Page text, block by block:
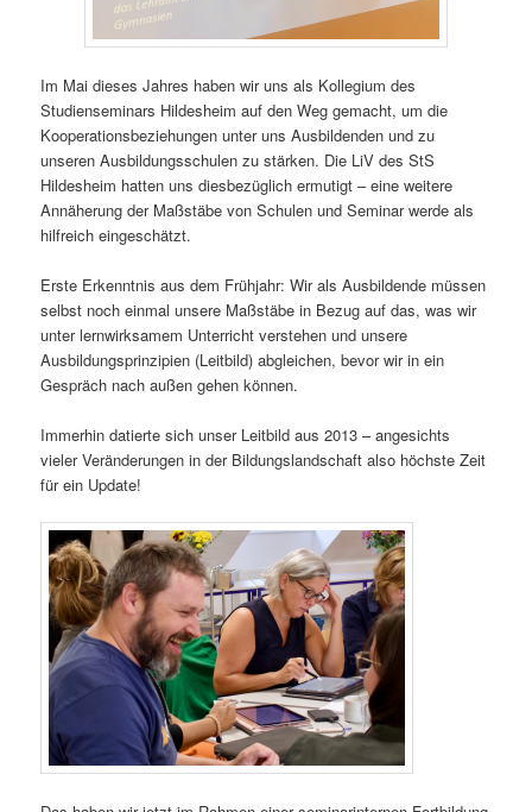
Im Mai dieses Jahres haben wir uns als Kollegium des
Studienseminars Hildesheim auf den Weg gemacht, um die
Kooperationsbeziehungen unter uns Ausbildenden und zu
unseren Ausbildungsschulen zu stärken. Die LiV des StS
Hildesheim hatten uns diesbezüglich ermutigt – eine weitere
Annäherung der Maßstäbe von Schulen und Seminar werde als
hilfreich eingeschätzt.
Erste Erkenntnis aus dem Frühjahr: Wir als Ausbildende müssen
selbst noch einmal unsere Maßstäbe in Bezug auf das, was wir
unter lernwirksamem Unterricht verstehen und unsere
Ausbildungsprinzipien (Leitbild) abgleichen, bevor wir in ein
Gespräch nach außen gehen können.
Immerhin datierte sich unser Leitbild aus 2013 – angesichts
vieler Veränderungen in der Bildungslandschaft also höchste Zeit
für ein Update!